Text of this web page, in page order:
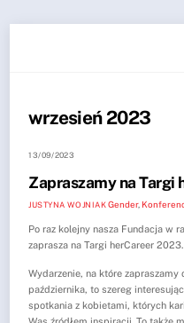
wrzesień 2023
13/09/2023
Zapraszamy na Targi
JUSTYNA WOJNIAK Gender,
Po raz kolejny nasza Fundacja w
zaprasza na Targi herCareer 2023.
Wydarzenie, na które
października, to szereg
spotkania z kobietami, których